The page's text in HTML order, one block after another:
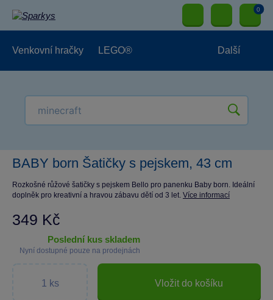
0
Venkovní hračky LEGO® Další
BABY born Šatičky s pejskem, 43 cm
Rozkošné růžové šatičky s pejskem Bello pro panenku Baby born. Ideální
doplněk pro kreativní a hravou zábavu dětí od 3 let. Více informací
349 Kč
poslední kus skladem
Nyní dostupné pouze na prodejnách
Vložit do košíku